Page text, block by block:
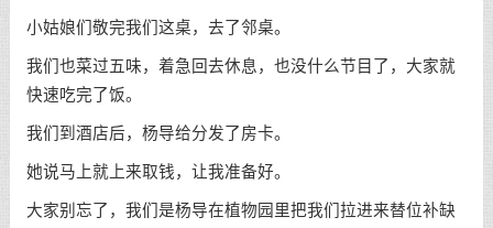
小姑娘们敬完我们这桌，去了邻桌。
我们也菜过五味，着急回去休息，也没什么节目了，大家就
快速吃完了饭。
我们到酒店后，杨导给分发了房卡。
她说马上就上来取钱，让我准备好。
大家别忘了，我们是杨导在植物园里把我们拉进来替位补缺